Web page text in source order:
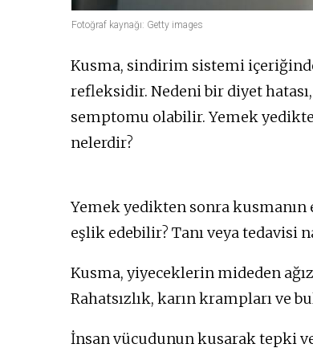
Fotoğraf kaynağı: Getty images
Kusma, sindirim sistemi
refleksidir. Nedeni bir diyet
semptomu olabilir. Yemek
nelerdir?
Yemek yedikten sonra kusmanın
eşlik edebilir? Tanı veya tedavisi
Kusma, yiyeceklerin mideden
Rahatsızlık, karın krampları ve
İnsan vücudunun kusarak tepki